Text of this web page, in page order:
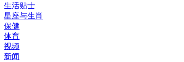
生活贴士
星座与生肖
保健
体育
视频
新闻